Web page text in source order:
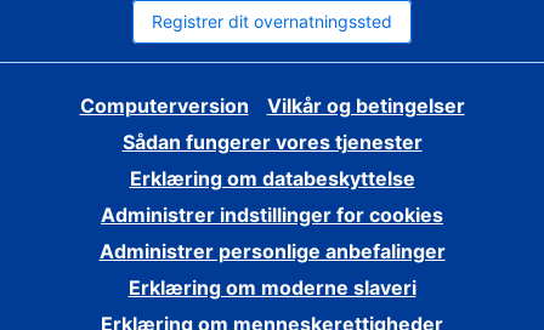
Registrer dit overnatningssted
Computerversion
Vilkår og betingelser
Sådan fungerer vores tjenester
Erklæring om databeskyttelse
Administrer indstillinger for cookies
Administrer personlige anbefalinger
Erklæring om moderne slaveri
Erklæring om menneskerettigheder